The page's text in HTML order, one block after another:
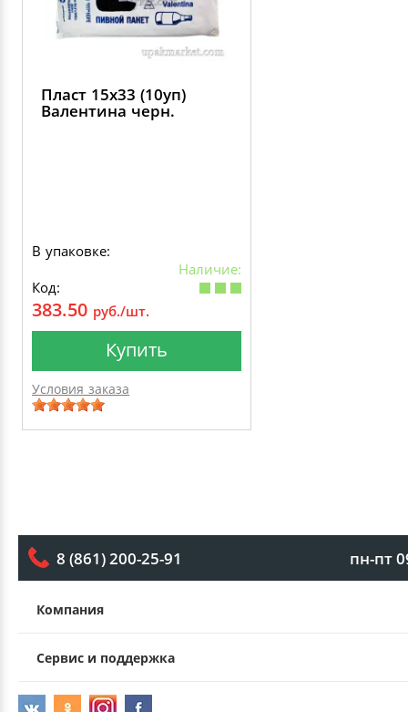
Пласт 15х33 (10уп)
Валентина черн.
В упаковке:
Наличие:
Код:
383.50 руб./шт.
Купить
Условия заказа
8 (861) 200-25-91 пн-пт
Компания
Сервис и поддержка